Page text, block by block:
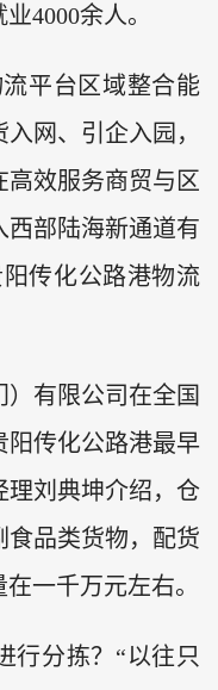
4000余人。
平台区域整合能
网、引企入园，
效服务商贸与区
部陆海新通道有
传化公路港物流
有限公司在全国
阳传化公路港最早
理刘典坤介绍，仓
品类货物，配货
一千万元左右。
行分拣？“以往只